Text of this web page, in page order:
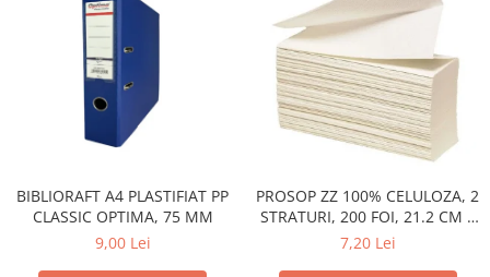
Detergenți și balsam de rufe
Dispensere/dozatoare
BIBLIORAFT A4 PLASTIFIAT PP
CLASSIC OPTIMA, 75 MM
9,00 Lei
PROSOP ZZ 100% CELULOZA, 2
STRATURI, 200 FOI, 21.2 CM X
21CM
7,20 Lei